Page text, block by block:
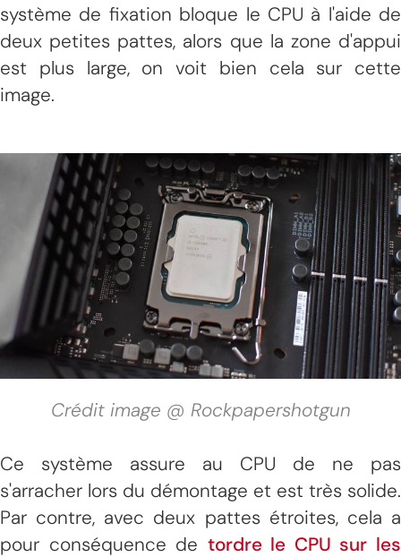
système de fixation bloque le CPU à l'aide de
deux petites pattes, alors que la zone d'appui
est plus large, on voit bien cela sur cette
image.
Crédit image @ Rockpapershotgun
Ce système assure au CPU de ne pas
s'arracher lors du démontage et est très solide.
Par contre, avec deux pattes étroites, cela a
pour conséquence de tordre le CPU sur les